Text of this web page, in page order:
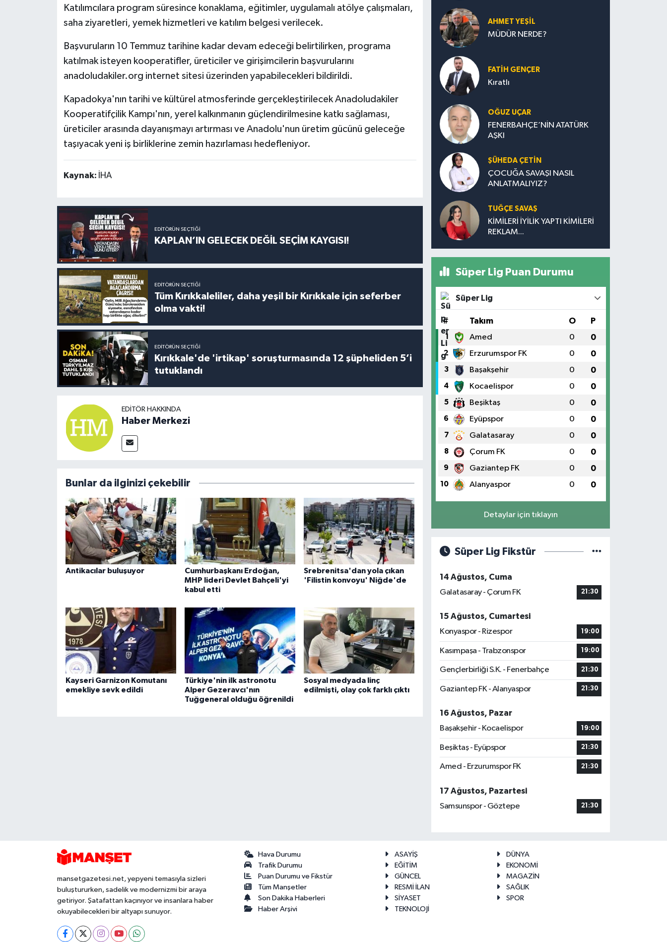
Katılımcılara program süresince konaklama, eğitimler, uygulamalı atölye çalışmaları,
saha ziyaretleri, yemek hizmetleri ve katılım belgesi verilecek.
Başvuruların 10 Temmuz tarihine kadar devam edeceği belirtilirken, programa
katılmak isteyen kooperatifler, üreticiler ve girişimcilerin başvurularını
anadoludakiler.org internet sitesi üzerinden yapabilecekleri bildirildi.
Kapadokya'nın tarihi ve kültürel atmosferinde gerçekleştirilecek Anadoludakiler
Kooperatifçilik Kampı'nın, yerel kalkınmanın güçlendirilmesine katkı sağlaması,
üreticiler arasında dayanışmayı artırması ve Anadolu'nun üretim gücünü geleceğe
taşıyacak yeni iş birliklerine zemin hazırlaması hedefleniyor.
Kaynak: İHA
EDITÖRÜN SEÇTIĞI
KAPLAN’IN GELECEK DEĞİL SEÇİM KAYGISI!
EDITÖRÜN SEÇTIĞI
Tüm Kırıkkaleliler, daha yeşil bir Kırıkkale için seferber
olma vakti!
EDITÖRÜN SEÇTIĞI
Kırıkkale'de 'irtikap' soruşturmasında 12 şüpheliden 5’i
tutuklandı
EDITÖR HAKKINDA
Haber Merkezi
Bunlar da ilginizi çekebilir
Antikacılar buluşuyor
Cumhurbaşkanı Erdoğan,
MHP lideri Devlet Bahçeli'yi
kabul etti
Srebrenitsa'dan yola çıkan
'Filistin konvoyu' Niğde'de
Kayseri Garnizon Komutanı
emekliye sevk edildi
Türkiye'nin ilk astronotu
Alper Gezeravcı'nın
Tuğgeneral olduğu öğrenildi
Sosyal medyada linç
edilmişti, olay çok farklı çıktı
AHMET YEŞİL
MÜDÜR NERDE?
FATIH GENÇER
Kıratlı
OĞUZ UÇAR
FENERBAHÇE’NİN ATATÜRK
AŞKI
ŞÜHEDA ÇETİN
ÇOCUĞA SAVAŞI NASIL
ANLATMALIYIZ?
TUĞÇE SAVAŞ
KİMİLERİ İYİLİK YAPTI KİMİLERİ
REKLAM...
Süper Lig Puan Durumu
Süper Lig
# Takım O P
1 Amed 0 0
2 Erzurumspor FK 0 0
3 Başakşehir 0 0
4 Kocaelispor 0 0
5 Beşiktaş 0 0
6 Eyüpspor 0 0
7 Galatasaray 0 0
8 Çorum FK 0 0
9 Gaziantep FK 0 0
10 Alanyaspor 0 0
Detaylar için tıklayın
Süper Lig Fikstür
14 Ağustos, Cuma
Galatasaray - Çorum FK
21:30
15 Ağustos, Cumartesi
Konyaspor - Rizespor
19:00
Kasımpaşa - Trabzonspor 19:00
Gençlerbirliği S.K. - Fenerbahçe 21:30
Gaziantep FK - Alanyaspor 21:30
16 Ağustos, Pazar
Başakşehir - Kocaelispor
19:00
Beşiktaş - Eyüpspor 21:30
Amed - Erzurumspor FK 21:30
17 Ağustos, Pazartesi
Samsunspor - Göztepe
21:30
mansetgazetesi.net, yepyeni temasıyla sizleri
buluştururken, sadelik ve modernizmi bir araya
getiriyor. Şatafattan kaçınıyor ve insanlara haber
okuyabilecekleri bir altyapı sunuyor.
Hava Durumu
Trafik Durumu
Puan Durumu ve Fikstür
Tüm Manşetler
Son Dakika Haberleri
Haber Arşivi
ASAYİŞ
DÜNYA
EĞİTİM
EKONOMİ
GÜNCEL
MAGAZİN
RESMİ İLAN
SAĞLIK
SİYASET
SPOR
TEKNOLOJİ